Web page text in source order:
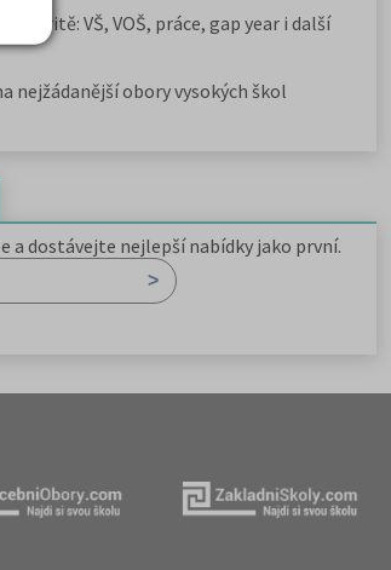
VŠ, VOŠ, práce, gap year i další
nejžádanější obory vysokých škol
a dostávejte nejlepší nabídky jako první.